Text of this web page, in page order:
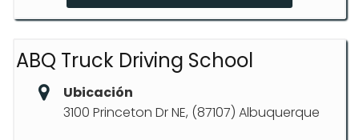
ABQ Truck Driving School
Ubicación
3100 Princeton Dr NE, (87107) Albuquerque